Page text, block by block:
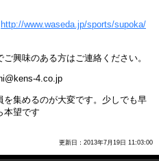
http://www.waseda.jp/sports/supoka/
興味のある方はご連絡ください。
4.co.jp
集めるのが大変です。少しでも早
本望です
更新日：2013年7月19日 11:03:00